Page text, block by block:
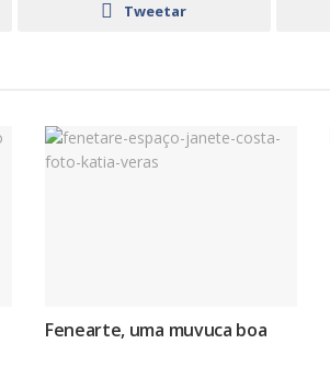
Tweetar
Fenearte, uma muvuca boa